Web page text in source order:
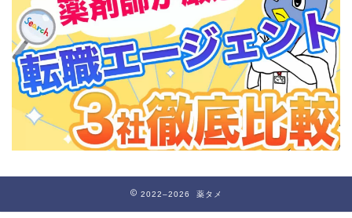
2022–2026 薬タメ